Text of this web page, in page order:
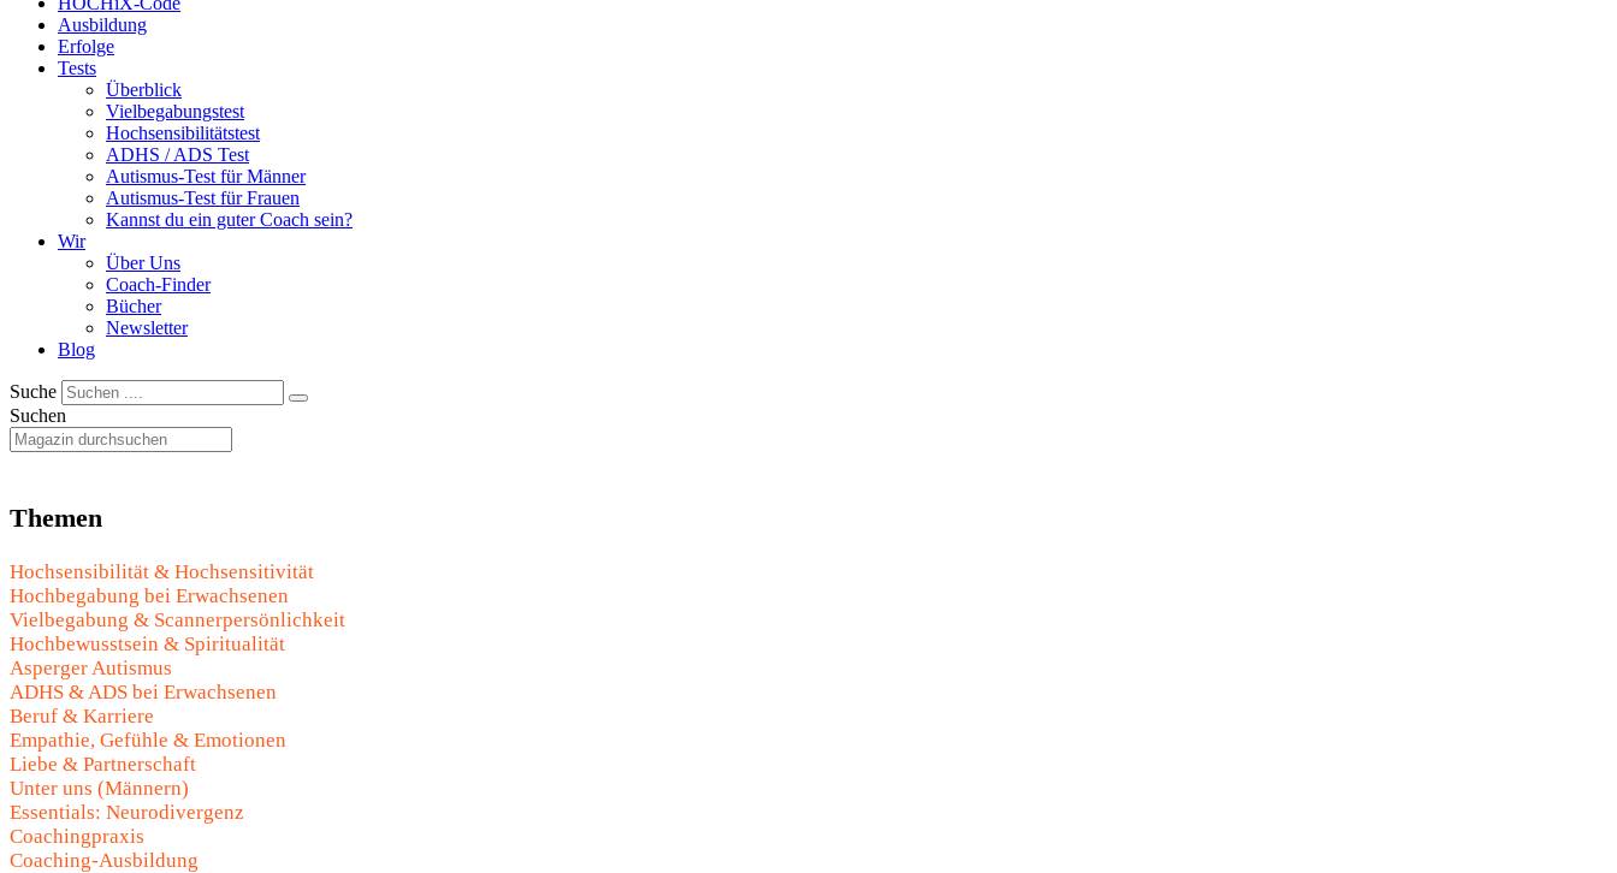
Ausbildung
Erfolge
Tests
Überblick
Vielbegabungstest
Hochsensibilitätstest
ADHS / ADS Test
Autismus-Test für Männer
Autismus-Test für Frauen
Kannst du ein guter Coach sein?
Wir
Über Uns
Coach-Finder
Bücher
Newsletter
Blog
Suche
Suchen
Themen
Hochsensibilität & Hochsensitivität
Hochbegabung bei Erwachsenen
Vielbegabung & Scannerpersönlichkeit
Hochbewusstsein & Spiritualität
Asperger Autismus
ADHS & ADS bei Erwachsenen
Beruf & Karriere
Empathie, Gefühle & Emotionen
Liebe & Partnerschaft
Unter uns (Männern)
Essentials: Neurodivergenz
Coachingpraxis
Coaching-Ausbildung